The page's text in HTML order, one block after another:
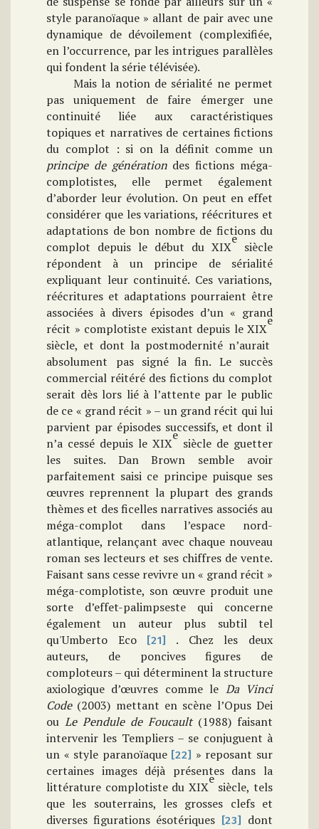
style paranoïaque » allant de pair avec une
dynamique de dévoilement (complexifiée,
en l’occurrence, par les intrigues parallèles
qui fondent la série télévisée).
Mais la notion de sérialité ne permet
pas uniquement de faire émerger une
continuité liée aux caractéristiques
topiques et narratives de certaines fictions
du complot : si on la définit comme un
principe de générationdes fictions méga-
complotistes, elle permet également
d’aborder leur évolution. On peut en effet
considérer que les variations, réécritures et
adaptations de bon nombre de fictions du
complot depuis le début du XIX
e
siècle
répondent à un principe de sérialité
expliquant leur continuité. Ces variations,
réécritures et adaptations pourraient être
associées à divers épisodes d’un « grand
récit » complotiste existant depuis le XIX
e
siècle, et dont la postmodernité n’aurait
absolument pas signé la fin. Le succès
commercial réitéré des fictions du complot
serait dès lors lié à l’attente par le public
de ce « grand récit » – un grand récit qui lui
parvient par épisodes successifs, et dont il
n’a cessé depuis le XIX
e
siècle de guetter
les suites. Dan Brown semble avoir
parfaitement saisi ce principe puisque ses
œuvres reprennent la plupart desgrands
thèmes et des ficelles narratives associés au
méga-complot dans l’espace nord-
atlantique, relançant avec chaque nouveau
roman ses lecteurs et ses chiffres de vente.
Faisant sans cesse revivre un « grand récit »
méga-complotiste, son œuvre produit une
sorte d’effet-palimpseste qui concerne
également un auteur plus subtil tel
qu'Umberto Eco
[21]
. Chez les deux
auteurs, de poncives figures de
comploteurs – qui déterminent la structure
axiologique d’œuvres comme le Da Vinci
Code (2003) mettant en scène l’Opus Dei
ou Le Pendule de Foucault(1988) faisant
intervenir les Templiers – se conjuguent à
un « style paranoïaque [22] » reposant sur
certaines images déjà présentes dans la
littérature complotiste du XIX
e
siècle, tels
que les souterrains, les grosses clefs et
diverses figurations ésotériques
[23]
dont